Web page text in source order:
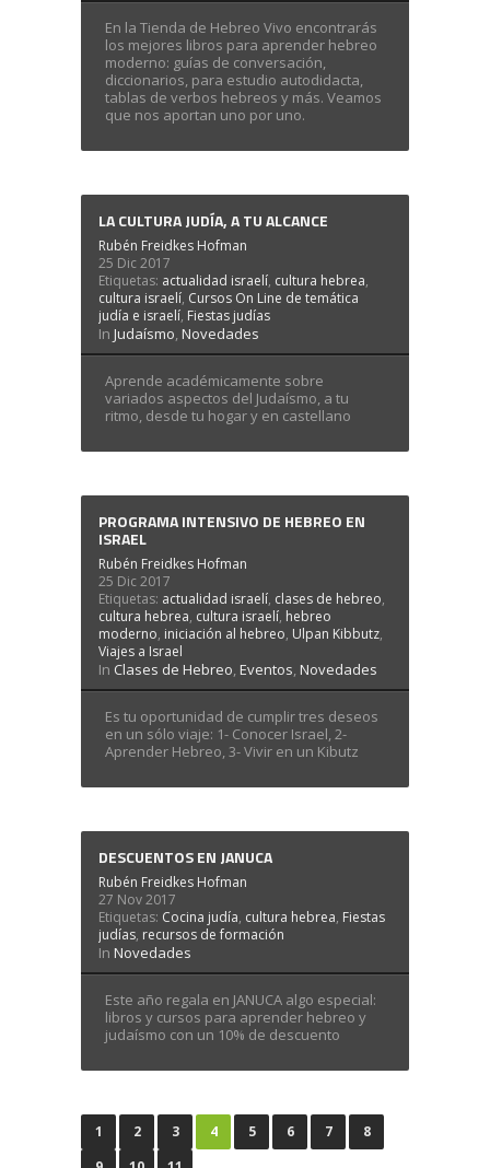
En la Tienda de Hebreo Vivo encontrarás
los mejores libros para aprender hebreo
moderno: guías de conversación,
diccionarios, para estudio autodidacta,
tablas de verbos hebreos y más. Veamos
que nos aportan uno por uno.
LA CULTURA JUDÍA, A TU ALCANCE
Rubén Freidkes Hofman
25 Dic 2017
Etiquetas: actualidad israelí, cultura hebrea,
cultura israelí, Cursos On Line de temática
judía e israelí, Fiestas judías
In Judaísmo,Novedades
Aprende académicamente sobre
variados aspectos del Judaísmo, a tu
ritmo, desde tu hogar y en castellano
PROGRAMA INTENSIVO DE HEBREO EN
ISRAEL
Rubén Freidkes Hofman
25 Dic 2017
Etiquetas: actualidad israelí, clases de hebreo,
cultura hebrea, cultura israelí, hebreo
moderno, iniciación al hebreo, Ulpan Kibbutz,
Viajes a Israel
In Clases de Hebreo,Eventos,Novedades
Es tu oportunidad de cumplir tres deseos
en un sólo viaje: 1- Conocer Israel, 2-
Aprender Hebreo, 3- Vivir en un Kibutz
DESCUENTOS EN JANUCA
Rubén Freidkes Hofman
27 Nov 2017
Etiquetas: Cocina judía, cultura hebrea, Fiestas
judías, recursos de formación
In Novedades
Este año regala en JANUCA algo especial:
libros y cursos para aprender hebreo y
judaísmo con un 10% de descuento
1 2 3 4 5 6 7
8